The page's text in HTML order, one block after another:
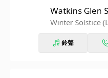
Watkins Glen
hearsal, July
Winter Solstice
鈴聲